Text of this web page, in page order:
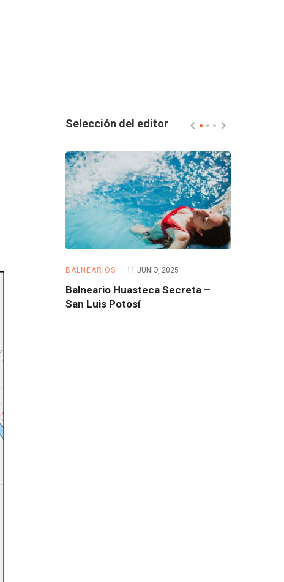
Selección del editor
– Morelos
BALNEARIOS 11 JUNIO, 2025
Balneario Huasteca Secreta –
San Luis Potosí